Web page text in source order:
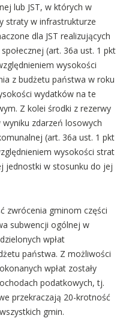
lub JST, w których w
straty w infrastrukturze
dla JST realizujących
(art. 36a ust. 1 pkt
wysokości
z budżetu państwa w roku
wydatków na te
Z kolei środki z rezerwy
zdarzeń losowych
(art. 36a ust. 1 pkt
wysokości strat
jednostki w stosunku do jej
zwrócenia gminom części
subwencji ogólnej w
wpłat
państwa. Z możliwości
wpłat zostały
podatkowych, tj.
przekraczają 20-krotność
gmin.